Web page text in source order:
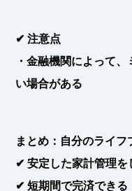
✔注意点
・金融機関によって
い場合がある
まとめ：自分のライフ
✔ 安定した家計管理
✔ 短期間で完済でき